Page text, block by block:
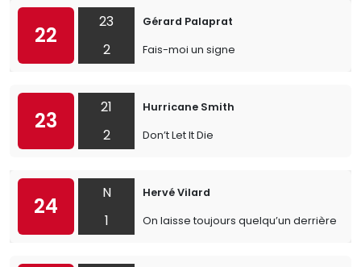
22
23
2
Gérard Palaprat
Fais-moi un signe
23
21
2
Hurricane Smith
Don’t Let It Die
24
N
1
Hervé Vilard
On laisse toujours quelqu’un derrière soi